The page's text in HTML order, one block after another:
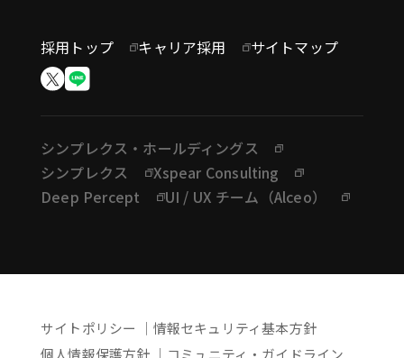
採用トップ キャリア採用 サイトマップ
シンプレクス・ホールディングス
シンプレクス
Xspear Consulting
Deep Percept
UI / UX チーム（Alceo）
サイトポリシー
情報セキュリティ基本方針
個人情報保護方針
コミュニティ・ガイドライン